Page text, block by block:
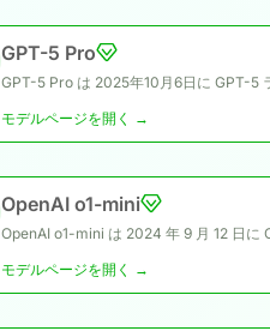
GPT-5 Pro
モデルページを開く →
OpenAI o1-mini
モデルページを開く →